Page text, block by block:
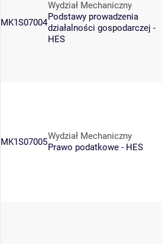
MK1S07004
Wydział Mechaniczny
Podstawy prowadzenia
działalności gospodarczej -
HES
MK1S07005
Wydział Mechaniczny
Prawo podatkowe - HES